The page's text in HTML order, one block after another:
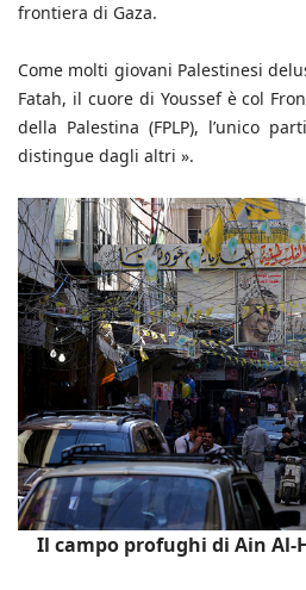
frontiera di Gaza.
Come molti giovani Palestinesi
Fatah, il cuore di Youssef è col
della Palestina (FPLP), l’unico
distingue dagli altri ».
Il campo profughi di Ain Al-